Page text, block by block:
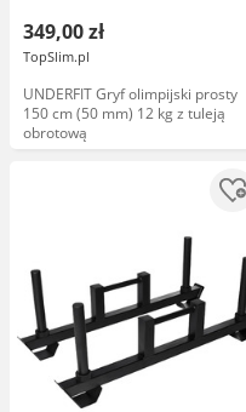
349,00 zł
TopSlim.pl
UNDERFIT Gryf olimpijski prosty
150 cm (50 mm) 12 kg z tuleją
obrotową